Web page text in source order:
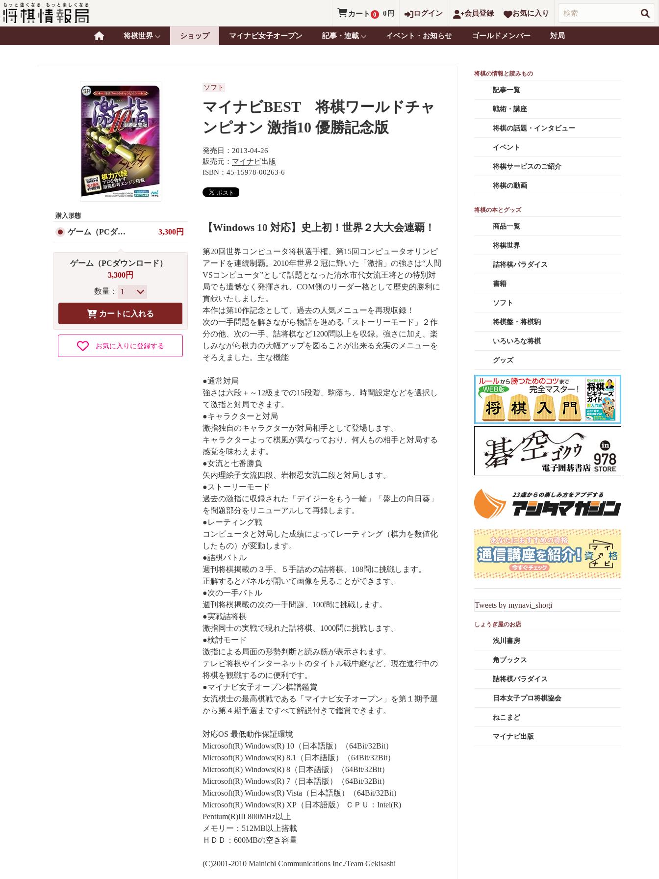
カート 0 0 円 ログイン 会員登録 お気に入り
将棋世界 ショップ マイナビ女子オープン 記事・連載 イベント・お知らせ ゴールドメンバー 対局
購入形態
ゲーム（PCダウンロード） 3,300円
ゲーム（PCダウンロード）
3,300円
数量：
お気に入りに登録する
ソフト
マイナビBEST 将棋ワールドチャ
ンピオン 激指10 優勝記念版
発売日：2013-04-26
販売元： マイナビ出版
ISBN：45-15978-00263-6
【Windows 10 対応】史上初！世界２大大会連覇！
第20回世界コンピュータ将棋選手権、第15回コンピュータオリンピ
アードを連続制覇。2010年世界２冠に輝いた「激指」の強さは“人間
VSコンピュータ”として話題となった清水市代女流王将との特別対
局でも遺憾なく発揮され、COM側のリーダー格として歴史的勝利に
貢献いたしました。
本作は第10作記念として、過去の人気メニューを再現収録！
次の一手問題を解きながら物語を進める「ストーリーモード」２作
分の他、次の一手、詰将棋など1200問以上を収録。強さに加え、楽
しみながら棋力の大幅アップを図ることが出来る充実のメニューを
そろえました。主な機能
●通常対局
強さは六段＋～12級までの15段階、駒落ち、時間設定などを選択し
て激指と対局できます。
●キャラクターと対局
激指独自のキャラクターが対局相手として登場します。
キャラクターよって棋風が異なっており、何人もの相手と対局する
感覚を味わえます。
●女流と七番勝負
矢内理絵子女流四段、岩根忍女流二段と対局します。
●ストーリーモード
過去の激指に収録された「デイジーをもう一輪」「盤上の向日葵」
を問題部分をリニューアルして再録します。
●レーティング戦
コンピュータと対局した成績によってレーティング（棋力を数値化
したもの）が変動します。
●詰棋バトル
週刊将棋掲載の３手、５手詰めの詰将棋、108問に挑戦します。
正解するとパネルが開いて画像を見ることができます。
●次の一手バトル
週刊将棋掲載の次の一手問題、100問に挑戦します。
●実戦詰将棋
激指同士の実戦で現れた詰将棋、1000問に挑戦します。
●検討モード
激指による局面の形勢判断と読み筋が表示されます。
テレビ将棋やインターネットのタイトル戦中継など、現在進行中の
将棋を観戦するのに便利です。
●マイナビ女子オープン棋譜鑑賞
女流棋士の最高棋戦である「マイナビ女子オープン」を第１期予選
から第４期予選まですべて解説付きで鑑賞できます。
対応OS 最低動作保証環境
Microsoft(R) Windows(R) 10（日本語版）（64Bit/32Bit）
Microsoft(R) Windows(R) 8.1（日本語版）（64Bit/32Bit）
Microsoft(R) Windows(R) 8（日本語版）（64Bit/32Bit）
Microsoft(R) Windows(R) 7（日本語版）（64Bit/32Bit）
Microsoft(R) Windows(R) Vista（日本語版）（64Bit/32Bit）
Microsoft(R) Windows(R) XP（日本語版） ＣＰＵ：Intel(R)
Pentium(R)III 800MHz以上
メモリー：512MB以上搭載
ＨＤＤ：600MBの空き容量
(C)2001-2010 Mainichi Communications Inc./Team Gekisashi
記事一覧
戦術・講座
将棋の話題・インタビュー
イベント
将棋サービスのご紹介
将棋の動画
商品一覧
将棋世界
詰将棋パラダイス
書籍
ソフト
将棋盤・将棋駒
いろいろな将棋
グッズ
Tweets by mynavi_shogi
浅川書房
角ブックス
詰将棋パラダイス
日本女子プロ将棋協会
ねこまど
マイナビ出版